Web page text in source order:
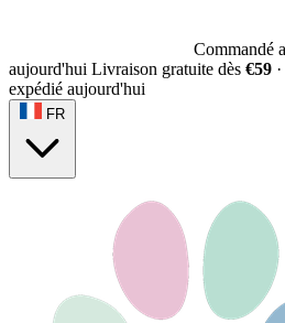
Livraison gratuite dès €59 ·
expédié aujourd'hui
FR